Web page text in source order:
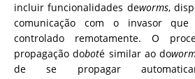
incluir funcionalidades deworms,
comunicação com o invasor
controlado remotamente. O
propagação doboté similar ao do
de se propagar